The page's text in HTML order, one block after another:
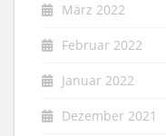
März 2022
Februar 2022
Januar 2022
Dezember 2021